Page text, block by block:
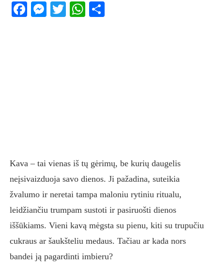
Facebook
Messenger
TwitterWhatsApp
Kava – tai vienas iš tų gėrimų, be kurių daugelis
neįsivaizduoja savo dienos. Ji pažadina, suteikia
žvalumo ir neretai tampa maloniu rytiniu ritualu,
leidžiančiu trumpam sustoti ir pasiruošti dienos
iššūkiams. Vieni kavą mėgsta su pienu, kiti su trupučiu
cukraus ar šaukšteliu medaus. Tačiau ar kada nors
bandei ją pagardinti imbieru?